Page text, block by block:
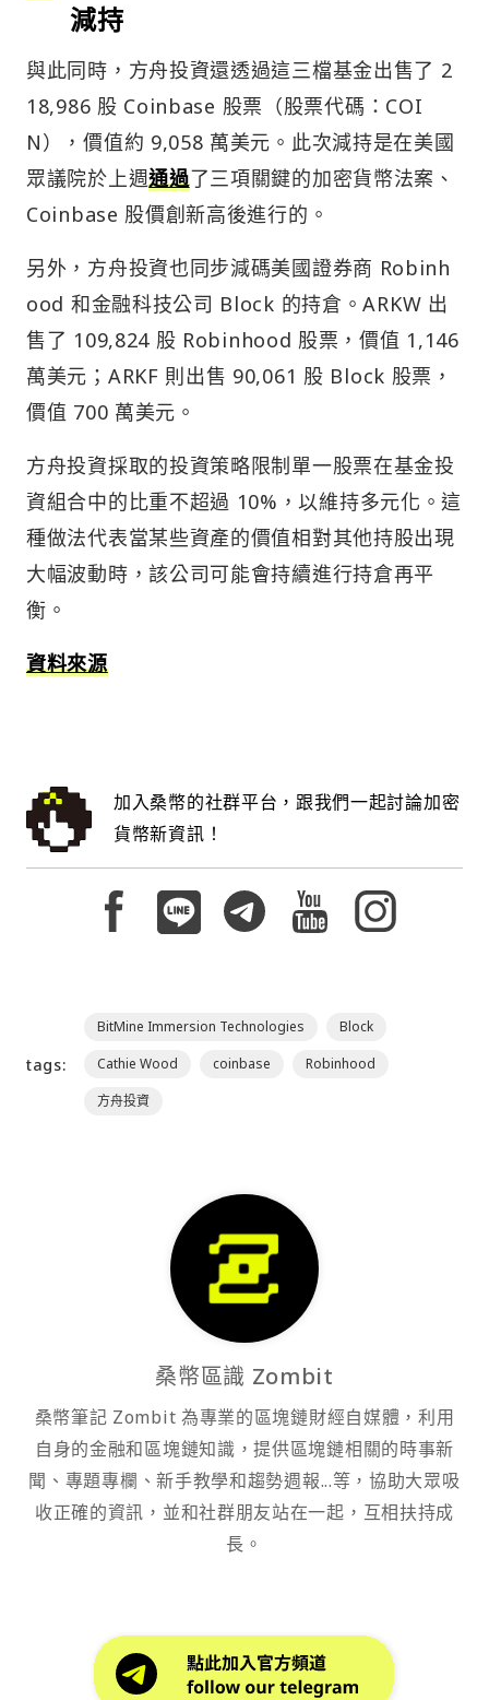
減持
與此同時，方舟投資還透過這三檔基金出售了 2
18,986 股 Coinbase 股票（股票代碼：COI
N），價值約 9,058 萬美元。此次減持是在美國
眾議院於上週通過了三項關鍵的加密貨幣法案、
Coinbase 股價創新高後進行的。
另外，方舟投資也同步減碼美國證券商 Robinh
ood 和金融科技公司 Block 的持倉。ARKW 出
售了 109,824 股 Robinhood 股票，價值 1,146
萬美元；ARKF 則出售 90,061 股 Block 股票，
價值 700 萬美元。
方舟投資採取的投資策略限制單一股票在基金投
資組合中的比重不超過 10%，以維持多元化。這
種做法代表當某些資產的價值相對其他持股出現
大幅波動時，該公司可能會持續進行持倉再平
衡。
資料來源
加入桑幣的社群平台，跟我們一起討論加密
貨幣新資訊！
tags:
BitMine Immersion Technologies
Block
Cathie Wood
coinbase
Robinhood
方舟投資
桑幣區識 Zombit
桑幣筆記 Zombit 為專業的區塊鏈財經自媒體，利用
自身的金融和區塊鏈知識，提供區塊鏈相關的時事新
聞、專題專欄、新手教學和趨勢週報...等，協助大眾吸
收正確的資訊，並和社群朋友站在一起，互相扶持成
長。